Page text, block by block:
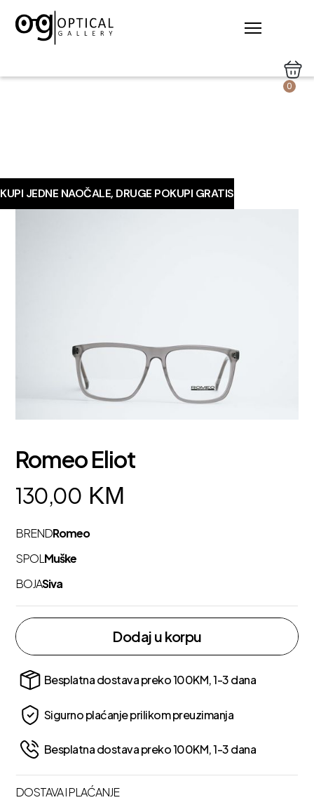
0
KUPI JEDNE NAOČALE, DRUGE POKUPI GRATIS
Romeo Eliot
130,00 KM
BRENDRomeo
SPOL Muške
BOJASiva
Dodaj u korpu
Besplatna dostava preko 100KM, 1-3 dana
Sigurno plaćanje prilikom preuzimanja
Besplatna dostava preko 100KM, 1-3 dana
DOSTAVA I PLAĆANJE